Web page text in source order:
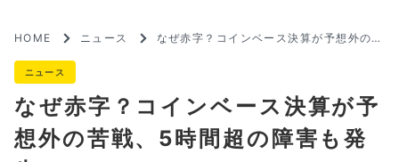
HOME ニュース
なぜ赤字？コインベース決算が予想外の苦
ニュース
なぜ赤字？コインベース決算が予
想外の苦戦、5時間超の障害も発